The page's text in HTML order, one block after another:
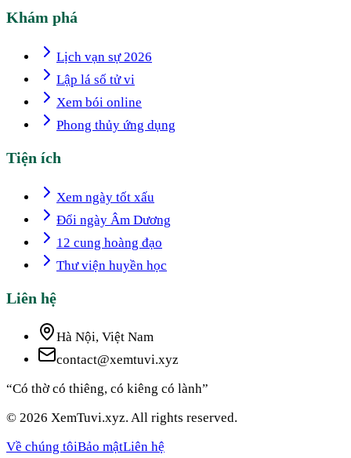
Khám phá
Lịch vạn sự 2026
Lập lá số tử vi
Xem bói online
Phong thủy ứng dụng
Tiện ích
Xem ngày tốt xấu
Đổi ngày Âm Dương
12 cung hoàng đạo
Thư viện huyền học
Liên hệ
Hà Nội, Việt Nam
contact@xemtuvi.xyz
“Có thờ có thiêng, có kiêng có lành”
© 2026 XemTuvi.xyz. All rights reserved.
Về chúng tôiBảo mậtLiên hệ